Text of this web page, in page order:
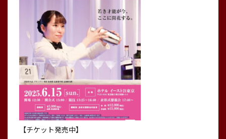
【チケット発売中】